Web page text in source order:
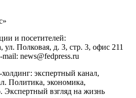
Национализация
изъятых у Михаила